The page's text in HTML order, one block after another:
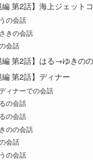
編 第2話】海上ジェット
の会話
きの会話
会話
編 第2話】はる→ゆきの
編 第2話】ディナー
ィナーでの会話
の会話
の会話
のの会話
会話
の会話